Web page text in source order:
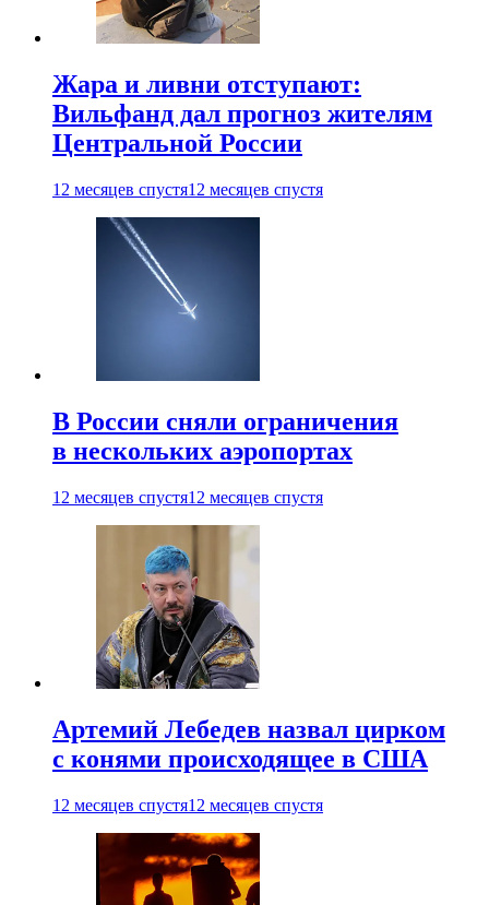
Жара и ливни отступают:
Вильфанд дал прогноз жителям
Центральной России
12 месяцев спустя12 месяцев спустя
В России сняли ограничения
в нескольких аэропортах
12 месяцев спустя12 месяцев спустя
Артемий Лебедев назвал цирком
с конями происходящее в США
12 месяцев спустя12 месяцев спустя